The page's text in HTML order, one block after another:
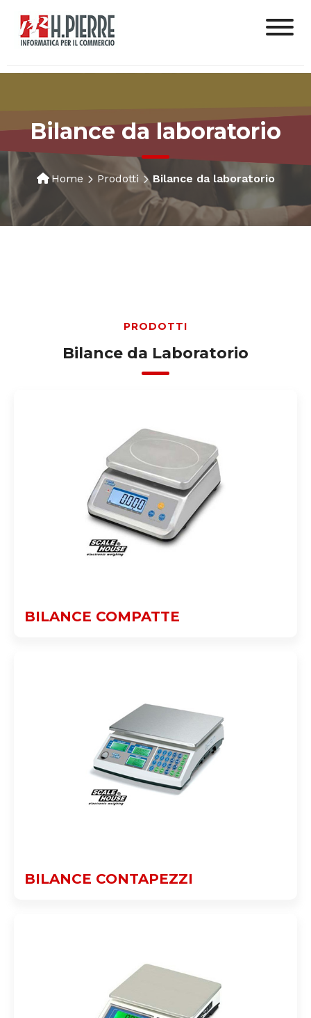
Bilance da laboratorio
Home Prodotti Bilance da laboratorio
PRODOTTI
Bilance da Laboratorio
BILANCE COMPATTE
BILANCE CONTAPEZZI